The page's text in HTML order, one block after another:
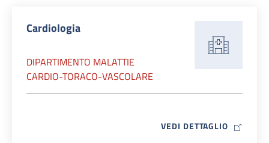
Cardiologia
DIPARTIMENTO MALATTIE
CARDIO-TORACO-VASCOLARE
VEDI DETTAGLIO MAP ICON